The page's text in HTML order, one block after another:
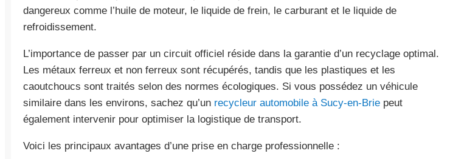
dangereux comme l’huile de moteur, le liquide de frein, le carburant et le liquide de
refroidissement.
L’importance de passer par un circuit officiel réside dans la garantie d’un recyclage optimal.
Les métaux ferreux et non ferreux sont récupérés, tandis que les plastiques et les
caoutchoucs sont traités selon des normes écologiques. Si vous possédez un véhicule
similaire dans les environs, sachez qu’un recycleur automobile à Sucy-en-Brie peut
également intervenir pour optimiser la logistique de transport.
Voici les principaux avantages d’une prise en charge professionnelle :